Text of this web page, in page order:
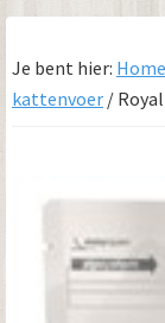
Je bent hier: Home
kattenvoer /